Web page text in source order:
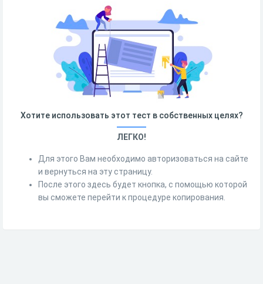
Хотите использовать этот тест в собственных целях?
ЛЕГКО!
Для этого Вам необходимо авторизоваться на сайте
и вернуться на эту страницу.
После этого здесь будет кнопка, с помощью которой
вы сможете перейти к процедуре копирования.